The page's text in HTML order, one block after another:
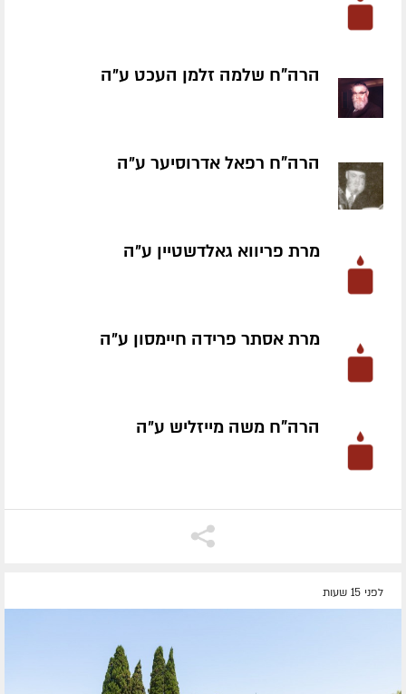
הרה"ח שלמה זלמן העכט ע״ה
הרה"ח רפאל אדרוסיער ע״ה
מרת פריווא גאלדשטיין ע״ה
מרת אסתר פרידה חיימסון ע״ה
הרה"ח משה מייזליש ע״ה
לפני 15 שעות